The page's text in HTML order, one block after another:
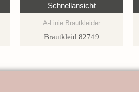
Schnellansicht
A-Linie Brautkleider
Brautkleid 82749